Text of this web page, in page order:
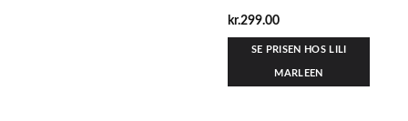
kr.299.00
SE PRISEN HOS LILI
MARLEEN